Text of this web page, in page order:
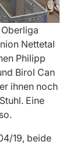
Nettetal
Philipp
Birol Can
ihnen noch
Eine
19, beide